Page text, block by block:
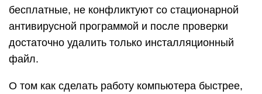
бесплатные, не конфликтуют со стационарной
антивирусной программой и после проверки
достаточно удалить только инсталляционный
файл.
О том как сделать работу компьютера быстрее,